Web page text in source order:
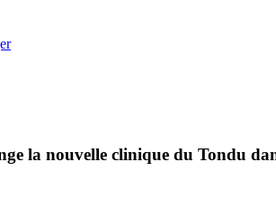
la nouvelle clinique du Tondu